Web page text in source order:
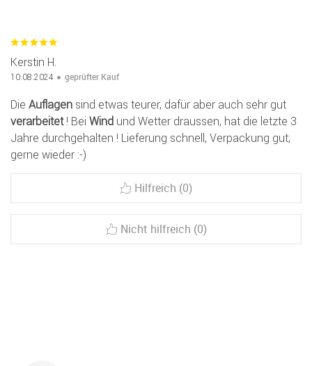
Kerstin H.
10.08.2024 geprüfter Kauf
Die Auflagen sind etwas teurer, dafür aber auch sehr gut
verarbeitet! Bei Wind und Wetter draussen, hat die letzte 3
Jahre durchgehalten ! Lieferung schnell, Verpackung gut;
gerne wieder :-)
Hilfreich (0)
Nicht hilfreich (0)